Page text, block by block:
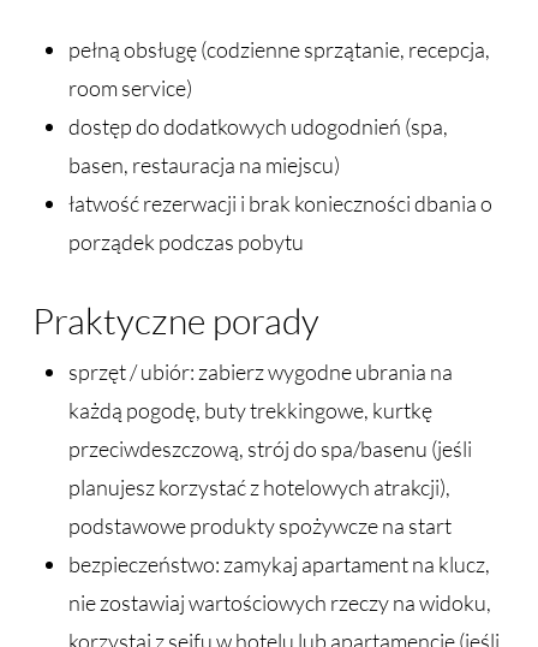
pełną obsługę (codzienne sprzątanie, recepcja,
room service)
dostęp do dodatkowych udogodnień (spa,
basen, restauracja na miejscu)
łatwość rezerwacji i brak konieczności dbania o
porządek podczas pobytu
Praktyczne porady
sprzęt / ubiór: zabierz wygodne ubrania na
każdą pogodę, buty trekkingowe, kurtkę
przeciwdeszczową, strój do spa/basenu (jeśli
planujesz korzystać z hotelowych atrakcji),
podstawowe produkty spożywcze na start
bezpieczeństwo: zamykaj apartament na klucz,
nie zostawiaj wartościowych rzeczy na widoku,
korzystaj z sejfu w hotelu lub apartamencie (jeśli